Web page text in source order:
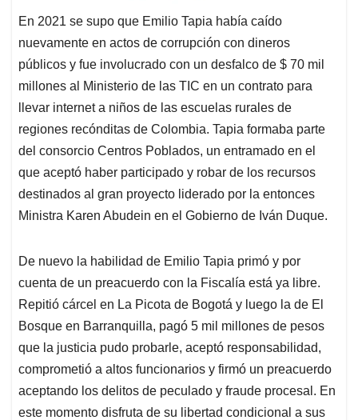
En 2021 se supo que Emilio Tapia había caído
nuevamente en actos de corrupción con dineros
públicos y fue involucrado con un desfalco de $ 70 mil
millones al Ministerio de las TIC en un contrato para
llevar internet a niños de las escuelas rurales de
regiones recónditas de Colombia. Tapia formaba parte
del consorcio Centros Poblados, un entramado en el
que aceptó haber participado y robar de los recursos
destinados al gran proyecto liderado por la entonces
Ministra Karen Abudein en el Gobierno de Iván Duque.
De nuevo la habilidad de Emilio Tapia primó y por
cuenta de un preacuerdo con la Fiscalía está ya libre.
Repitió cárcel en La Picota de Bogotá y luego la de El
Bosque en Barranquilla, pagó 5 mil millones de pesos
que la justicia pudo probarle, aceptó responsabilidad,
comprometió a altos funcionarios y firmó un preacuerdo
aceptando los delitos de peculado y fraude procesal. En
este momento disfruta de su libertad condicional a sus